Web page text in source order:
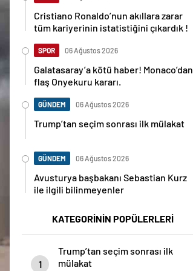
Cristiano Ronaldo’nun akıllara zarar
tüm kariyerinin istatistiğini çıkardık !
SPOR 06 Ağustos 2026
Galatasaray’a kötü haber! Monaco’dan
flaş Onyekuru kararı.
GÜNDEM 06 Ağustos 2026
Trump’tan seçim sonrası ilk mülakat
GÜNDEM 06 Ağustos 2026
Avusturya başbakanı Sebastian Kurz
ile ilgili bilinmeyenler
KATEGORİNİN POPÜLERLERİ
1
Trump’tan seçim sonrası ilk
mülakat